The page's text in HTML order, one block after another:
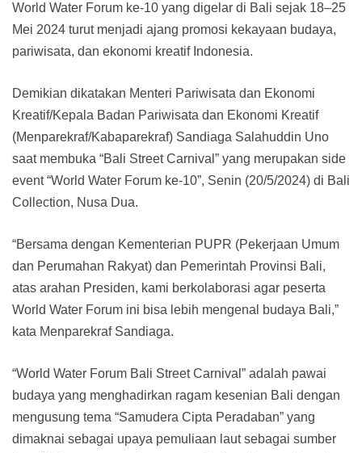
World Water Forum ke-10 yang digelar di Bali sejak 18–25
Mei 2024 turut menjadi ajang promosi kekayaan budaya,
pariwisata, dan ekonomi kreatif Indonesia.
Demikian dikatakan Menteri Pariwisata dan Ekonomi
Kreatif/Kepala Badan Pariwisata dan Ekonomi Kreatif
(Menparekraf/Kabaparekraf) Sandiaga Salahuddin Uno
saat membuka “Bali Street Carnival” yang merupakan side
event “World Water Forum ke-10”, Senin (20/5/2024) di Bali
Collection, Nusa Dua.
“Bersama dengan Kementerian PUPR (Pekerjaan Umum
dan Perumahan Rakyat) dan Pemerintah Provinsi Bali,
atas arahan Presiden, kami berkolaborasi agar peserta
World Water Forum ini bisa lebih mengenal budaya Bali,”
kata Menparekraf Sandiaga.
“World Water Forum Bali Street Carnival” adalah pawai
budaya yang menghadirkan ragam kesenian Bali dengan
mengusung tema “Samudera Cipta Peradaban” yang
dimaknai sebagai upaya pemuliaan laut sebagai sumber